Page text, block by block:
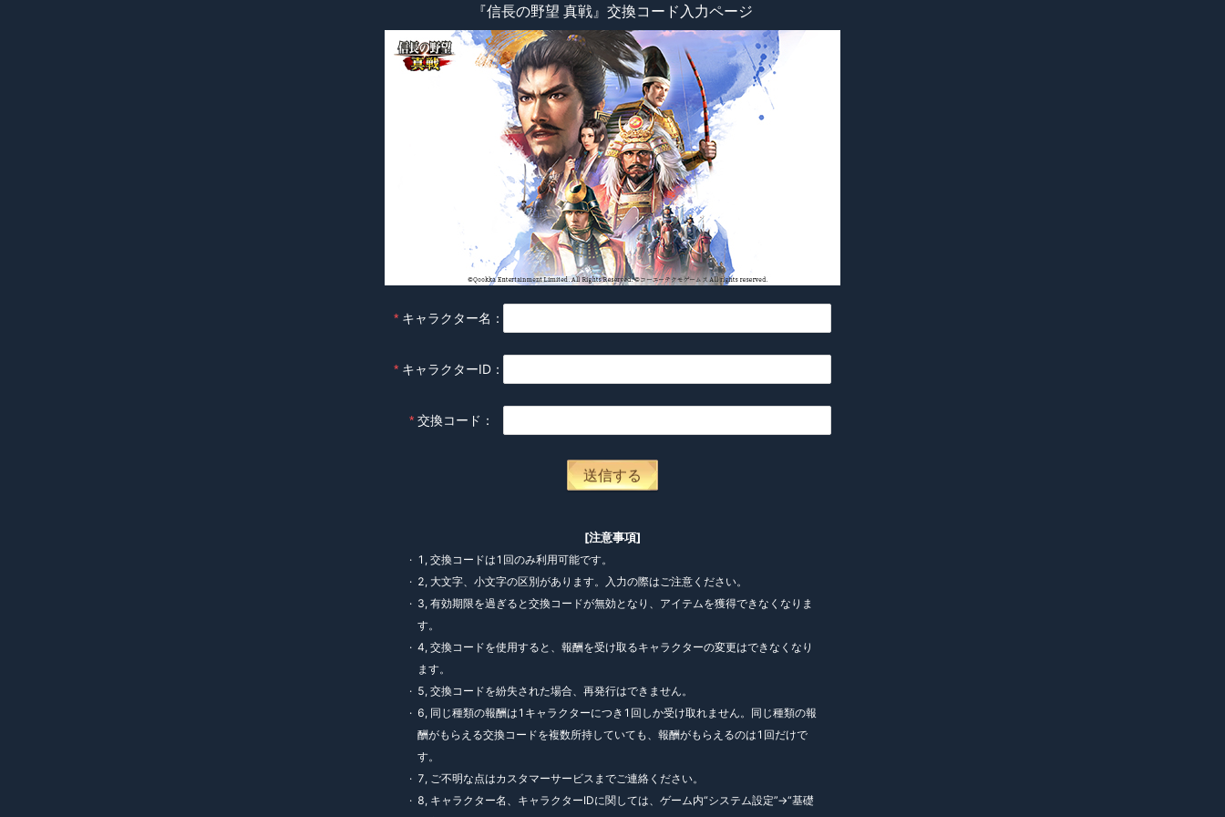
『信長の野望 真戦』交換コード入力ページ
キャラクター名 ：
キャラクターID ：
交換コード ：
送信する
[注意事項]
· 1 , 交換コードは1回のみ利用可能です。
· 2, 大文字、小文字の区別があります。入力の際はご注意ください。
· 3, 有効期限を過ぎると交換コードが無効となり、アイテムを獲得できなくなりま
す。
· 4, 交換コードを使用すると、報酬を受け取るキャラクターの変更はできなくなり
ます。
· 5, 交換コードを紛失された場合、再発行はできません。
· 6, 同じ種類の報酬は1キャラクターにつき1回しか受け取れません。同じ種類の報
酬がもらえる交換コードを複数所持していても、報酬がもらえるのは1回だけで
す。
· 7, ご不明な点はカスタマーサービスまでご連絡ください。
· 8, キャラクター名、キャラクターIDに関しては、ゲーム内“システム設定”→“基礎